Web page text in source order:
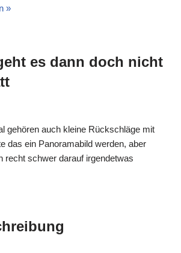
»
es dann doch nicht
gehören auch kleine Rückschläge mit
das ein Panoramabild werden, aber
recht schwer darauf irgendetwas